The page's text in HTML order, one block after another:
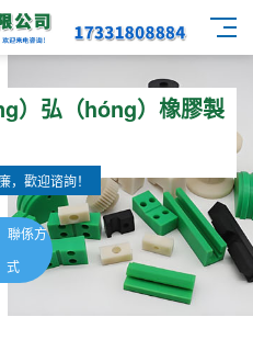
）弘（hóng）橡膠製
，歡迎谘詢！
聯係方
式